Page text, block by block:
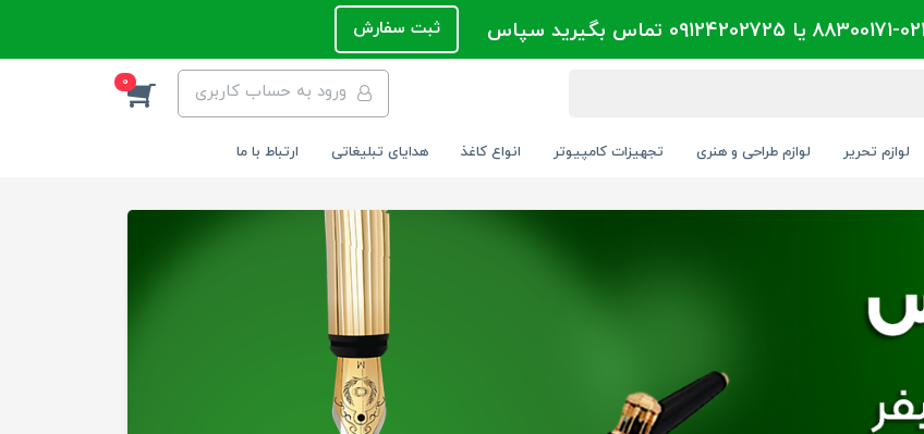
ثبت سفارش
ورود به حساب کاربری 0
لوازم تحریر لوازم طراحی و هنری تجهیزات کامپیوتر انواع کاغذ هدایای تبلیغاتی ارتباط با ما